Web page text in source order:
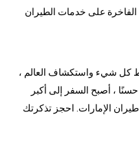
على خدمات الطيران
كل شيء واستكشاف العالم ،
، أصبح السفر إلى أكبر
الإمارات. احجز تذكرتك